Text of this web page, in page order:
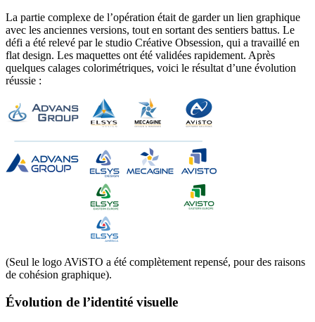
La partie complexe de l’opération était de garder un lien graphique
avec les anciennes versions, tout en sortant des sentiers battus. Le
défi a été relevé par le studio Créative Obsession, qui a travaillé en
flat design. Les maquettes ont été validées rapidement. Après
quelques calages colorimétriques, voici le résultat d’une évolution
réussie :
(Seul le logo AViSTO a été complètement repensé, pour des raisons
de cohésion graphique).
Évolution de l’identité visuelle